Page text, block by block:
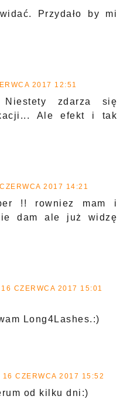
Przydało by mi
2017 12:51
Niestety zdarza się
Ale efekt i tak
2017 14:21
!! rowniez mam i
dam ale już widzę
16 CZERWCA 2017 15:01
Long4Lashes.:)
16 CZERWCA 2017 15:52
od kilku dni:)